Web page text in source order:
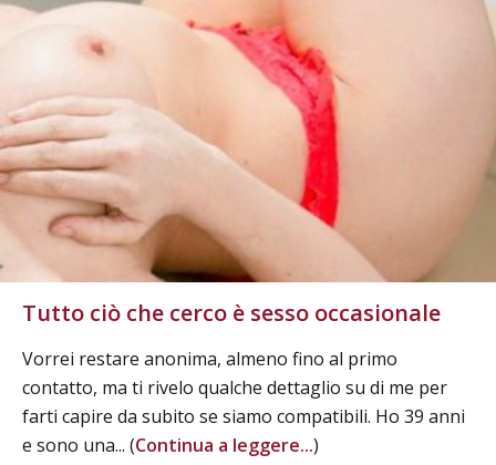
Tutto ciò che cerco è sesso occasionale
Vorrei restare anonima, almeno fino al primo
contatto, ma ti rivelo qualche dettaglio su di me per
farti capire da subito se siamo compatibili. Ho 39 anni
e sono una... (Continua a leggere...)